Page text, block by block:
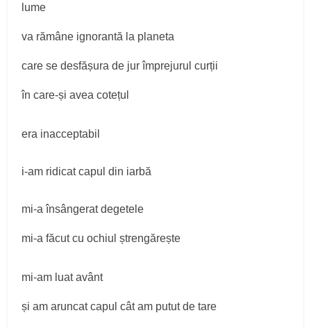
lume
va rămâne ignorantă la planeta
care se desfășura de jur împrejurul curții
în care-și avea cotețul
era inacceptabil
i-am ridicat capul din iarbă
mi-a însângerat degetele
mi-a făcut cu ochiul ștrengărește
mi-am luat avânt
și am aruncat capul cât am putut de tare